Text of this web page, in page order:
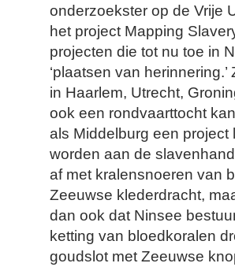
onderzoekster op de Vrije
het project Mapping
projecten die tot nu toe in
‘plaatsen van
in Haarlem, Utrecht,
ook een rondvaarttocht
als Middelburg een
worden aan de
af met kralensnoeren van
Zeeuwse klederdracht,
dan ook dat Ninsee
ketting van bloedkoralen
goudslot met Zeeuwse